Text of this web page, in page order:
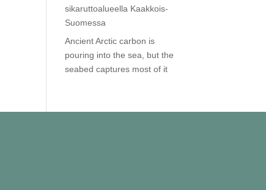
sikaruttoalueella Kaakkois-
Suomessa
Ancient Arctic carbon is
pouring into the sea, but the
seabed captures most of it